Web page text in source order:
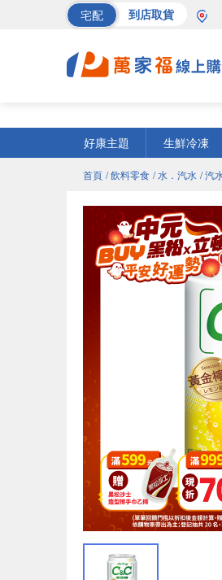
宅配 到店取貨
好康主題
生鮮冷凍
首頁 / 飲料零食 / 水．汽水 / 汽